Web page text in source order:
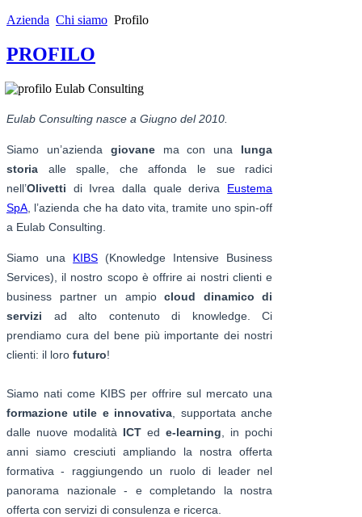
Azienda Chi siamo Profilo
PROFILO
Eulab Consulting nasce a Giugno del 2010.
Siamo un’azienda giovanema con una lunga
storia alle spalle, che affonda le sue radici
nell’Olivetti di Ivrea dalla quale deriva Eustema
SpA , l’azienda che ha dato vita, tramite uno spin-off
a Eulab Consulting.
Siamo una KIBS (Knowledge Intensive Business
Services), il nostro scopo è offrire ai nostri clienti e
business partner un ampiocloud dinamico di
servizi ad alto contenuto di knowledge. Ci
prendiamo cura del bene più importante dei nostri
clienti: il loro futuro!
Siamo nati come KIBS per offrire sul mercato una
formazione utile e innovativa , supportata anche
dalle nuove modalità ICT ede-learning , in pochi
anni siamo cresciuti ampliando la nostra offerta
formativa - raggiungendo un ruolo di leader nel
panorama nazionale - e completando la nostra
offerta con servizi di consulenza e ricerca.